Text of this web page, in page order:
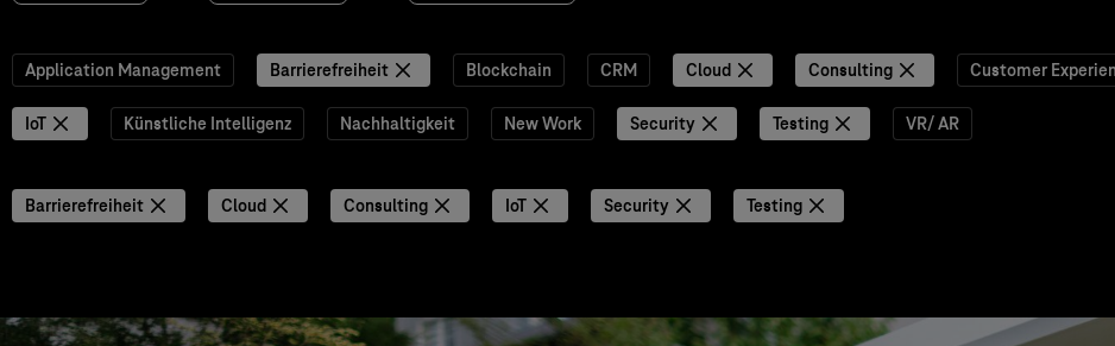
Application Management Barrierefreiheit Blockchain CRM Cloud Consulting Customer
IoT Künstliche Intelligenz Nachhaltigkeit New Work Security Testing VR/ AR
Barrierefreiheit Cloud Consulting IoT Security Testing